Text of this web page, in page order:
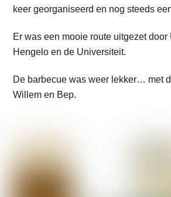
keer georganiseerd en nog steeds
Er was een mooie route uitgezet
Hengelo en de Universiteit.
De barbecue was weer lekker… met
Willem en Bep.